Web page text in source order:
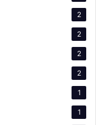
2
2
2
2
1
1